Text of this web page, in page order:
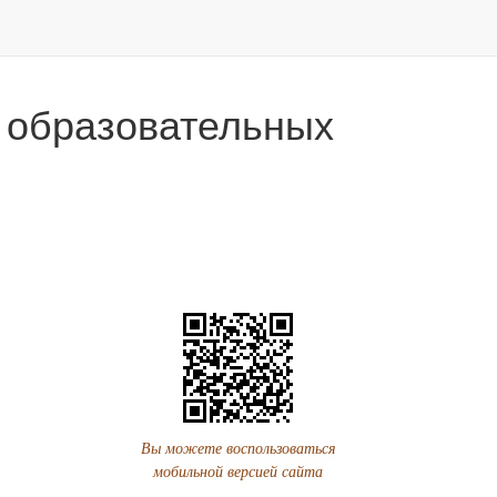
Вы можете воспользоваться
мобильной версией сайта